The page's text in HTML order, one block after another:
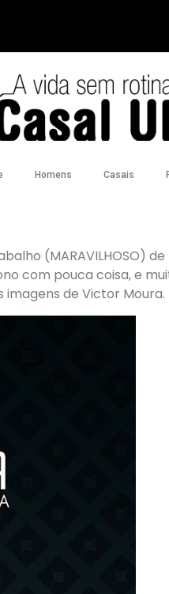
Homens Casais
(MARAVILHOSO) de
com pouca coisa, e
de Victor Moura.